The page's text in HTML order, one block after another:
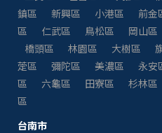
鎮區
新興區 小港區 前金
區
仁武區 鳥松區 岡山區
橋頭區
林園區 大樹區
萣區
彌陀區 美濃區 永安
區
六龜區 田寮區 杉林區
區
台南市